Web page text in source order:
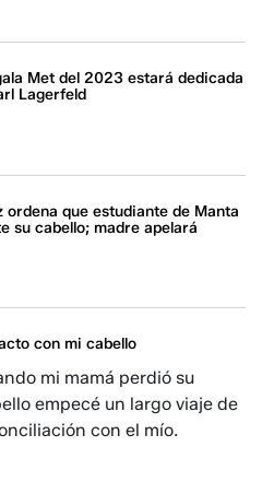
Met del 2023 estará dedicada
Lagerfeld
ordena que estudiante de Manta
su cabello; madre apelará
con mi cabello
mi mamá perdió su
empecé un largo viaje de
con el mío.